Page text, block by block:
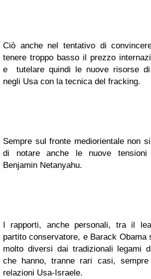
Ciò anche nel tentativo di
tenere troppo basso il prezzo
e tutelare quindi le nuove risorse di
negli Usa con la tecnica del fracking.
Sempre sul fronte mediorientale non
di notare anche le nuove tensioni
Benjamin Netanyahu.
I rapporti, anche personali, tra il
partito conservatore, e Barack Obama
molto diversi dai tradizionali legami
che hanno, tranne rari casi,
relazioni Usa-Israele.